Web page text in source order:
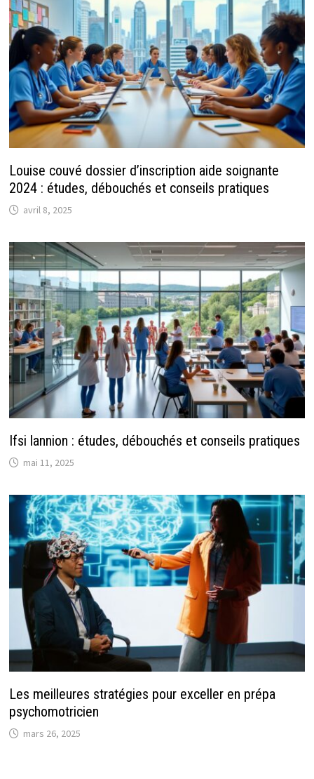
Louise couvé dossier d’inscription aide soignante
2024 : études, débouchés et conseils pratiques
avril 8, 2025
Ifsi lannion : études, débouchés et conseils pratiques
mai 11, 2025
Les meilleures stratégies pour exceller en prépa
psychomotricien
mars 26, 2025